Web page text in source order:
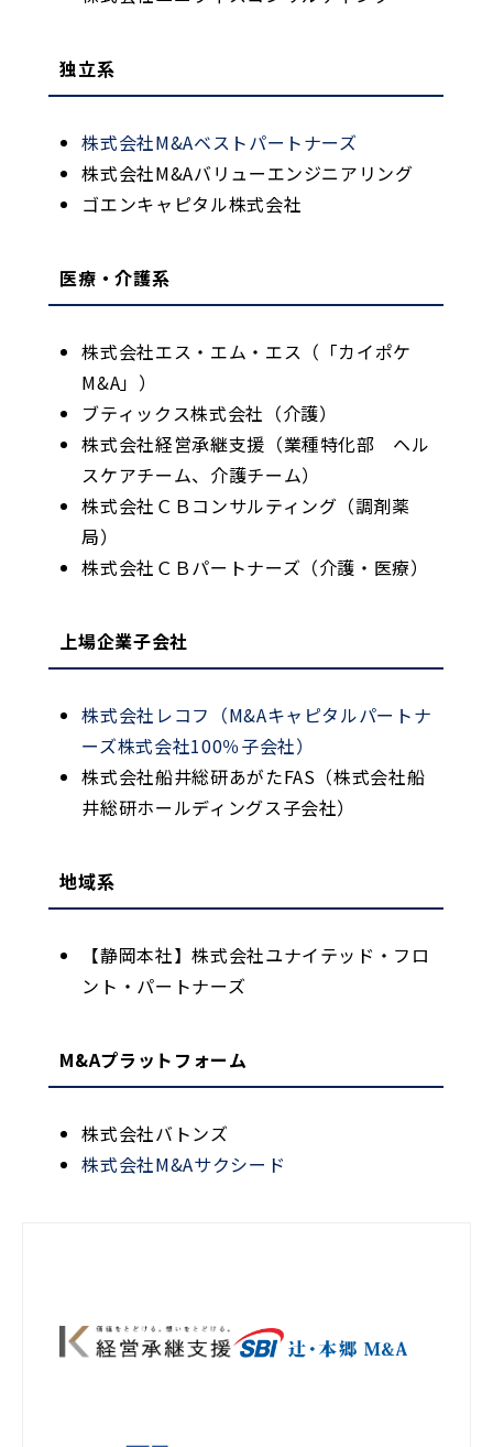
独立系
株式会社M&Aベストパートナーズ
株式会社M&Aバリューエンジニアリング
ゴエンキャピタル株式会社
医療・介護系
株式会社エス・エム・エス（「カイポケ
M&A」）
ブティックス株式会社（介護）
株式会社経営承継支援（業種特化部 ヘル
スケアチーム、介護チーム）
株式会社ＣＢコンサルティング（調剤薬
局）
株式会社ＣＢパートナーズ（介護・医療）
上場企業子会社
株式会社レコフ（M&Aキャピタルパートナ
ーズ株式会社100％子会社）
株式会社船井総研あがたFAS（株式会社船
井総研ホールディングス子会社）
地域系
【静岡本社】株式会社ユナイテッド・フロ
ント・パートナーズ
M&Aプラットフォーム
株式会社バトンズ
株式会社M&Aサクシード